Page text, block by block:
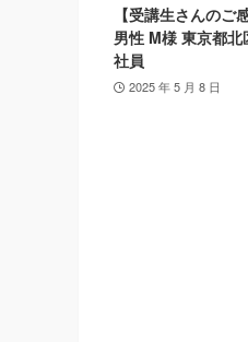
【受講生さんのご
男性 M様 東京都北
社員
2025 年 5 月 8 日